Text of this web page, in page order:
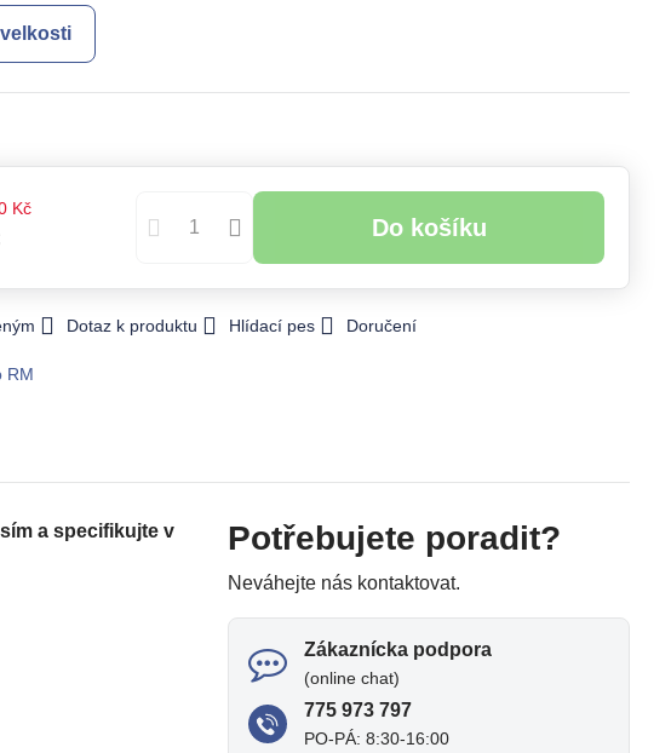
Kč
Do košíku
Dotaz k produktu Hlídací pes Doručení
RM
a specifikujte v
Potřebujete poradit?
Neváhejte nás kontaktovat.
Zákaznícka podpora
(online chat)
775 973 797
PO-PÁ: 8:30-16:00